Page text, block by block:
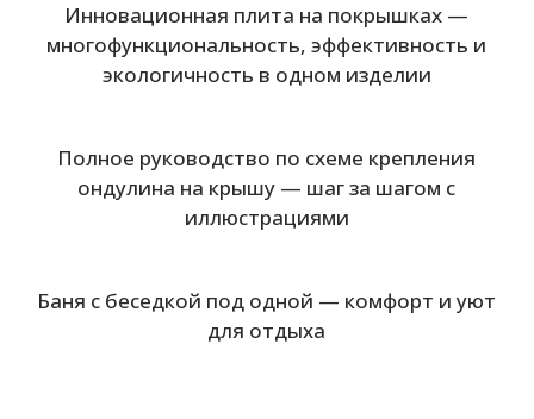
Инновационная плита на покрышках —
многофункциональность, эффективность и
экологичность в одном изделии
Полное руководство по схеме крепления
ондулина на крышу — шаг за шагом с
иллюстрациями
Баня с беседкой под одной — комфорт и уют
для отдыха